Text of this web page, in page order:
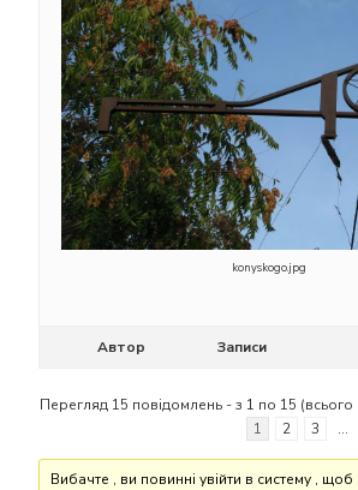
konyskogo.jpg
Автор Записи
Перегляд 15 повідомлень - з 1 по 15 (всього
1
2 3 …
Вибачте , ви повинні увійти в систему , щоб